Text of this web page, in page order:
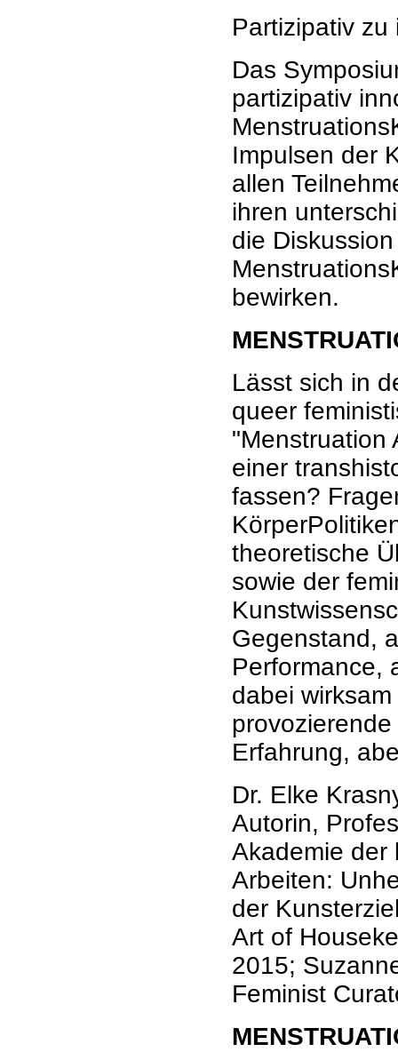
Partizipativ
Das
partizipativ
Impulsen der
allen
ihren
die
bewirken.
Lässt sich in
queer
"Menstruation
einer
fassen?
theoretische
sowie der
Gegenstand,
Performance,
dabei
Erfahrung,
Dr. Elke
Autorin,
Akademie der
Arbeiten:
der
Art of
2015;
Feminist